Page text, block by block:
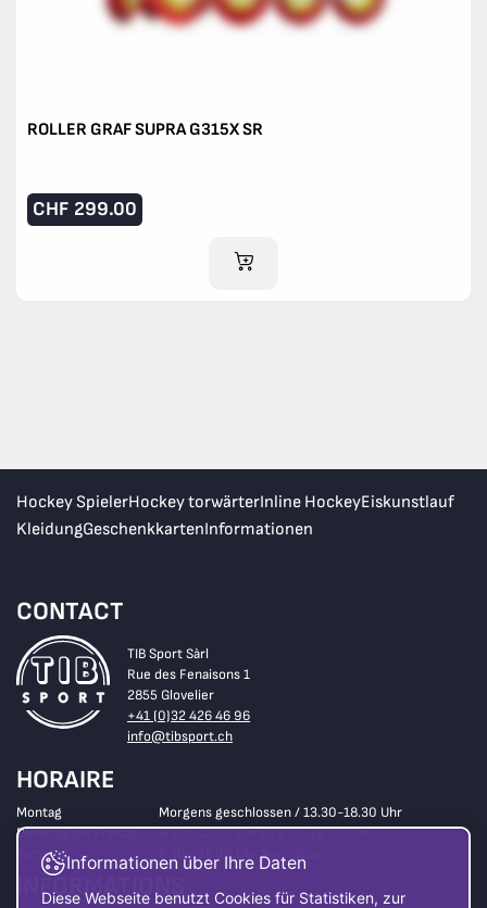
ROLLER GRAF SUPRA G315X SR
CHF 299.00
IM WARENKORB
Hockey SpielerHockey torwärterInline HockeyEiskunstlauf
KleidungGeschenkkartenInformationen
CONTACT
TIB Sport Sàrl
Rue des Fenaisons 1
2855 Glovelier
+41 (0)32 426 46 96
info@tibsport.ch
HORAIRE
Montag
Morgens geschlossen / 13.30-18.30 Uhr
Dienstag bis Freitag
8.30 - 12.00 Uhr / 13.30-18.30 Uhr
Samstag
8.30 - 16.00 Uhr Non-Stop
INFORMATIONS
Informationen über Ihre Daten
Diese Webseite benutzt Cookies für Statistiken, zur